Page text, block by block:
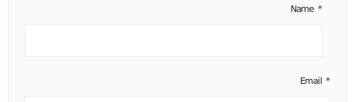
Name *
Email *